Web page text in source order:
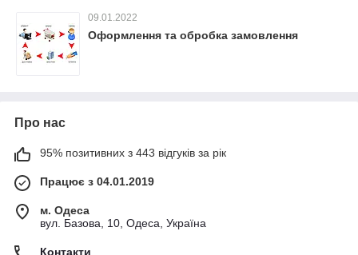
09.01.2022
Оформлення та обробка замовлення
Про нас
95% позитивних з 443 відгуків за рік
Працює з 04.01.2019
м. Одеса
вул. Базова, 10, Одеса, Україна
Контакти